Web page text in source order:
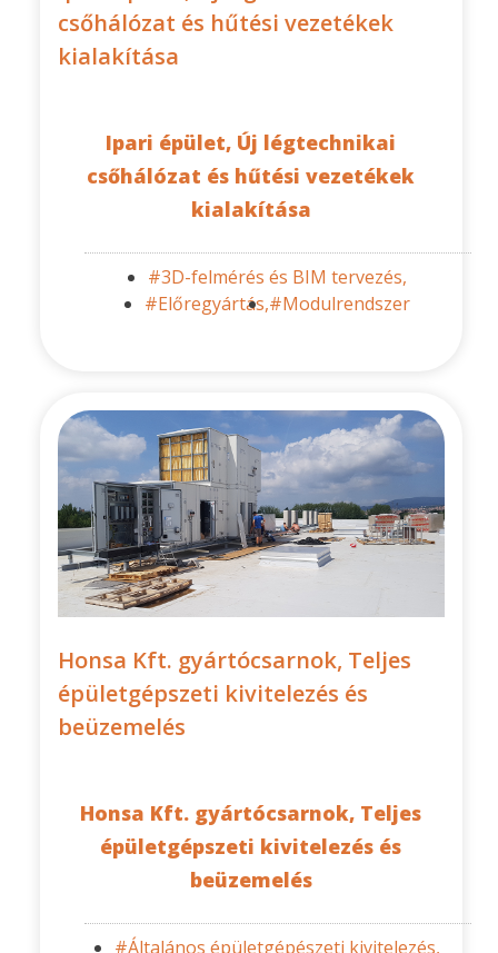
csőhálózat és hűtési vezetékek
kialakítása
Ipari épület, Új légtechnikai
csőhálózat és hűtési vezetékek
kialakítása
#3D-felmérés és BIM tervezés,
#Előregyártás,#Modulrendszer
Honsa Kft. gyártócsarnok, Teljes
épületgépszeti kivitelezés és
beüzemelés
Honsa Kft. gyártócsarnok, Teljes
épületgépszeti kivitelezés és
beüzemelés
#Általános épületgépészeti kivitelezés,